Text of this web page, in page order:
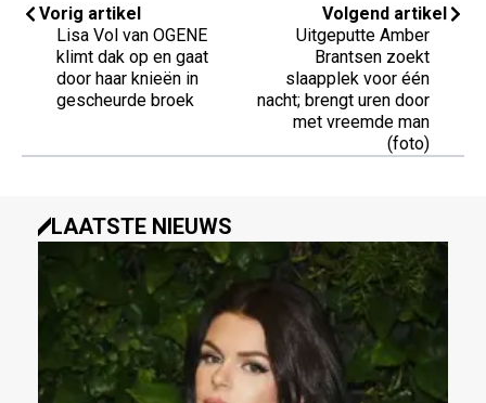
Vorig artikel
Lisa Vol van OGENE
klimt dak op en gaat
door haar knieën in
gescheurde broek
Volgend artikel
Uitgeputte Amber
Brantsen zoekt
slaapplek voor één
nacht; brengt uren door
met vreemde man
(foto)
LAATSTE NIEUWS